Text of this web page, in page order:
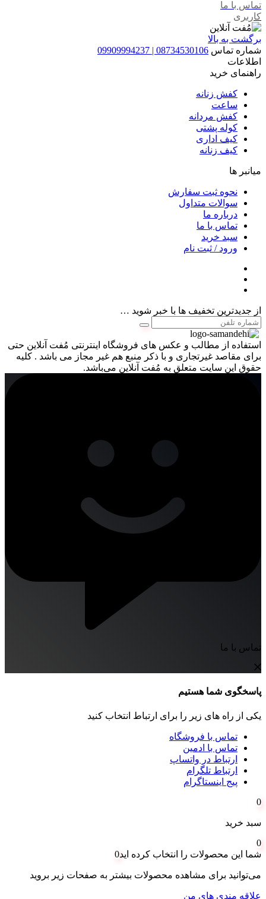
تماس با ما
کاربری
برگشت به بالا
شماره تماس 08734530106 | 09909994237
اطلاعات
راهنمای خرید
کفش زنانه
ساعت
کفش مردانه
کوله پشتی
کیف اداری
کیف زنانه
میانبر ها
نحوه ثبت سفارش
سوالات متداول
درباره ما
تماس با ما
سبد خرید
ورود / ثبت نام
از جدیدترین تخفیف ها با خبر شوید …
استفاده از مطالب و عکس های فروشگاه اینترنتی مُفت آنلاین حتی
برای مقاصد غیرتجاری و با ذکر منبع هم غیر مجاز می باشد . کلیه
حقوق این سایت متعلق به مُفت آنلاین می‌باشد.
تماس با ما
پاسخگوی شما هستیم
یکی از راه های زیر را برای ارتباط انتخاب کنید
تماس با فروشگاه
تماس با ادمین
ارتباط در واتساپ
ارتباط تلگرام
پیج اینستاگرام
0
سبد خرید
0
شما این محصولات را انتخاب کرده اید0
می‌توانید برای مشاهده محصولات بیشتر به صفحات زیر بروید
علاقه مندی های من